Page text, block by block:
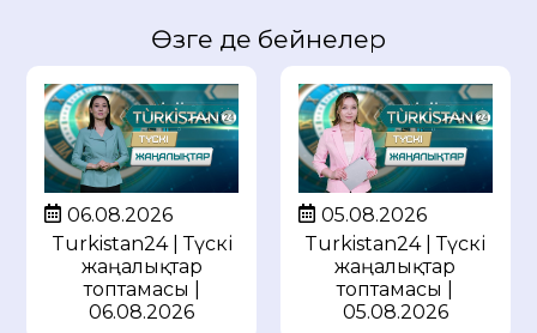
Өзге де бейнелер
06.08.2026
Turkistan24 | Түскі
жаңалықтар
топтамасы |
06.08.2026
05.08.2026
Turkistan24 | Түскі
жаңалықтар
топтамасы |
05.08.2026